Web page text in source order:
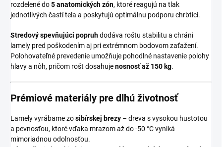
rozdelené do5 anatomických zón, ktoré reagujú na tlak
jednotlivých častí tela a poskytujú optimálnu podporu chrbtici.
Stredový spevňujúci popruhdodáva roštu stabilitu a chráni
lamely pred poškodením aj pri extrémnom bodovom zaťažení.
Polohovateľné prevedenie umožňuje pohodlné nastavenie polohy
hlavy a nôh, pričom rošt dosahujenosnosť až 150 kg.
Prémiové materiály pre dlhú životnosť
Lamely vyrábame zosibírskej brezy – dreva s vysokou hustotou
a pevnosťou, ktoré vďaka mrazom až do -50 °C vyniká
mimoriadnou odolnosťou.